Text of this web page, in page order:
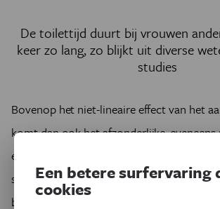
De toilettijd duurt bij vrouwen
keer zo lang, zo blijkt uit diverse
studies
Bovenop het niet-lineaire effect van het
komt dan ook het afzonderlijke,
effect van de toilettijd, wat voor nog
schietende wachttijden zorgt. Met behulp
bovenstaande formules kunnen we het
Een betere surfervaring
cookies